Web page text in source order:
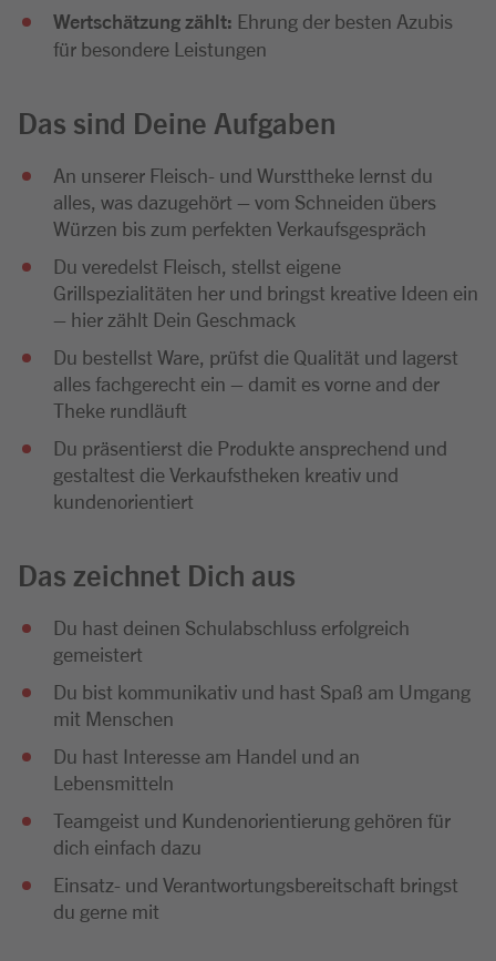
Wertschätzung zählt: Ehrung der besten Azubis
für besondere Leistungen
Das sind Deine Aufgaben
An unserer Fleisch- und Wursttheke lernst du
alles, was dazugehört – vom Schneiden übers
Würzen bis zum perfekten Verkaufsgespräch
Du veredelst Fleisch, stellst eigene
Grillspezialitäten her und bringst kreative Ideen ein
– hier zählt Dein Geschmack
Du bestellst Ware, prüfst die Qualität und lagerst
alles fachgerecht ein – damit es vorne and der
Theke rundläuft
Du präsentierst die Produkte ansprechend und
gestaltest die Verkaufstheken kreativ und
kundenorientiert
Das zeichnet Dich aus
Du hast deinen Schulabschluss erfolgreich
gemeistert
Du bist kommunikativ und hast Spaß am Umgang
mit Menschen
Du hast Interesse am Handel und an
Lebensmitteln
Teamgeist und Kundenorientierung gehören für
dich einfach dazu
Einsatz- und Verantwortungsbereitschaft bringst
du gerne mit